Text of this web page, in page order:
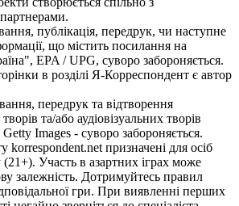
публікація, передрук, чи наступне
що містить посилання на
EPA / UPG, суворо забороняється.
в розділі Я-Корреспондент є автор
передрук та відтворення
та/або аудіовізуальних творів
Images - суворо забороняється.
korrespondent.net призначені для осіб
Участь в азартних іграх може
залежність. Дотримуйтесь правил
гри. При виявленні перших